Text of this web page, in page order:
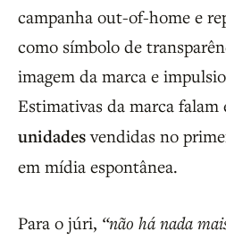
campanha out-of-home e
como símbolo de
imagem da marca e
Estimativas da marca falam
unidadesvendidas no
em mídia espontânea.
Para o júri, “não há nada